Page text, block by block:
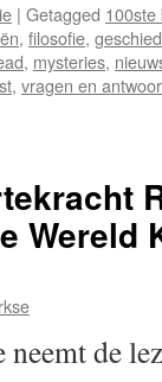
| Getagged 100ste
, filosofie,
, mysteries,
, vragen en
Wereld
de